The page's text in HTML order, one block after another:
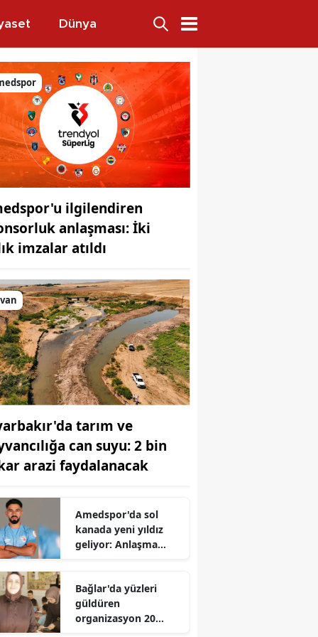
Dünya
ilgilendiren
anlaşması: İki
imzalar atıldı
tarım ve
can suyu: 2 bin
arazi faydalanacak
Amedspor'da sol
kanada yeni yıldız
geliyor: Anlaşma
Bağlar'da yüzleri
güldüren
organizasyon 20